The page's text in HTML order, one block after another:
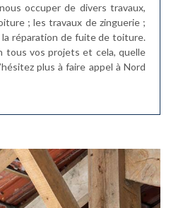
occuper de divers travaux,
; les travaux de zinguerie ;
réparation de fuite de toiture.
tous vos projets et cela, quelle
plus à faire appel à Nord